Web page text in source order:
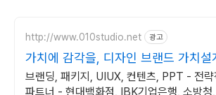
http://www.010studio.net 광고
가치에 감각을, 디자인 브랜드 가치설
브랜딩, 패키지, UIUX, 컨텐츠, PPT - 전략
파트너 - 현대백화점, IBK기업은행, 소방청